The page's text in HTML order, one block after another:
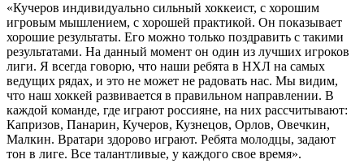
«Кучеров индивидуально сильный хоккеист, с хорошим
игровым мышлением, с хорошей практикой. Он показывает
хорошие результаты. Его можно только поздравить с такими
результатами. На данный момент он один из лучших игроков
лиги. Я всегда говорю, что наши ребята в НХЛ на самых
ведущих рядах, и это не может не радовать нас. Мы видим,
что наш хоккей развивается в правильном направлении. В
каждой команде, где играют россияне, на них рассчитывают:
Капризов, Панарин, Кучеров, Кузнецов, Орлов, Овечкин,
Малкин. Вратари здорово играют. Ребята молодцы, задают
тон в лиге. Все талантливые, у каждого свое время».